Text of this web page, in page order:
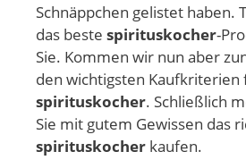
Schnäppchen gelistet haben.
das beste spirituskocher-
Sie. Kommen wir nun aber
den wichtigsten Kaufkriterien
spirituskocher. Schließlich
Sie mit gutem Gewissen das
spirituskocher kaufen.